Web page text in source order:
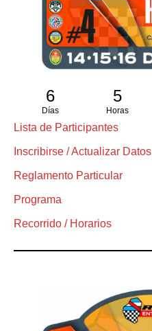
6
Días
5
Horas
Lista de Participantes
Inscribirse / Actualizar Datos
Reglamento Particular
Programa
Recorrido / Horarios